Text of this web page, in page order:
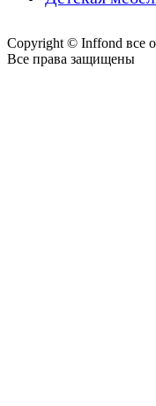
Copyright © Inffond все
Все права защищены